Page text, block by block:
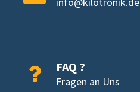
FAQ ?
Fragen an Uns